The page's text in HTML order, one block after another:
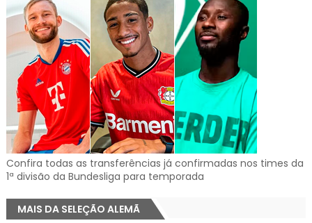
Confira todas as transferências já confirmadas nos times da
1ª divisão da Bundesliga para temporada
MAIS DA SELEÇÃO ALEMÃ